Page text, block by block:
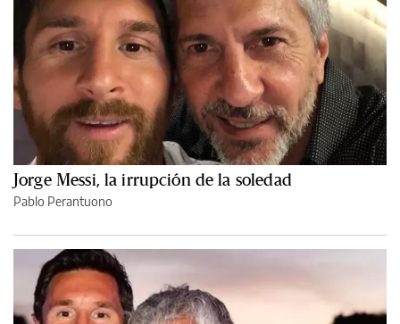
Jorge Messi, la irrupción de la soledad
Pablo Perantuono